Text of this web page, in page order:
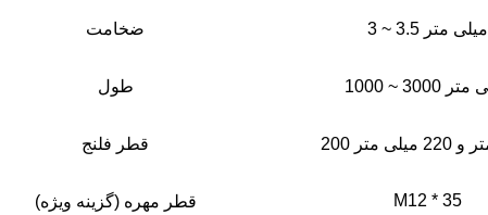
ضخامت 3 ~ 3.5 میلی متر
طول میلی متر
قطر فلنج میلی متر
قطر مهره (گزینه ویژه) M12 * 35